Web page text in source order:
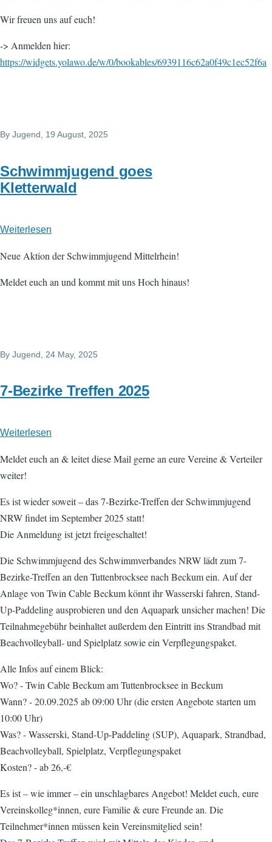
Wir freuen uns auf euch!
-> Anmelden hier:
https://widgets.yolawo.de/w/0/bookables/6939116c62a0f49c1ec52f6a
By Jugend , 19 August, 2025
Schwimmjugend goes
Kletterwald
Weiterlesen
goes
Kletterwald
Neue Aktion der Schwimmjugend Mittelrhein!
Meldet euch an und kommt mit uns Hoch hinaus!
By Jugend , 24 May, 2025
7-Bezirke Treffen 2025
Weiterlesen
Bezirke
2025
Meldet euch an & leitet diese Mail gerne an eure Vereine & Verteiler
weiter!
Es ist wieder soweit – das 7-Bezirke-Treffen der Schwimmjugend
NRW findet im September 2025 statt!
Die Anmeldung ist jetzt freigeschaltet!
Die Schwimmjugend des Schwimmverbandes NRW lädt zum 7-
Bezirke-Treffen an den Tuttenbrocksee nach Beckum ein. Auf der
Anlage von Twin Cable Beckum könnt ihr Wasserski fahren, Stand-
Up-Paddeling ausprobieren und den Aquapark unsicher machen! Die
Teilnahmegebühr beinhaltet außerdem den Eintritt ins Strandbad mit
Beachvolleyball- und Spielplatz sowie ein Verpflegungspaket.
Alle Infos auf einem Blick:
Wo? - Twin Cable Beckum am Tuttenbrocksee in Beckum
Wann? - 20.09.2025 ab 09:00 Uhr (die ersten Angebote starten um
10:00 Uhr)
Was? - Wasserski, Stand-Up-Paddeling (SUP), Aquapark, Strandbad,
Beachvolleyball, Spielplatz, Verpflegungspaket
Kosten? - ab 26,-€
Es ist – wie immer – ein unschlagbares Angebot! Meldet euch, eure
Vereinskolleg*innen, eure Familie & eure Freunde an. Die
Teilnehmer*innen müssen kein Vereinsmitglied sein!